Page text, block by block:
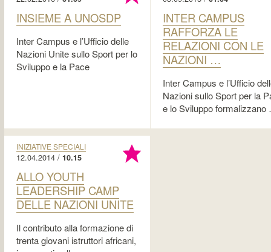
INSIEME A UNOSDP
Inter Campus e l’Ufficio delle
Nazioni Unite sullo Sport per lo
Sviluppo e la Pace
INTER CAMPUS
RAFFORZA LE
RELAZIONI CON LE
NAZIONI …
Inter Campus e l’Ufficio
Nazioni sullo Sport per la
e lo Sviluppo
INIZIATIVE SPECIALI
12.04.2014 / 10.15
ALLO YOUTH
LEADERSHIP CAMP
DELLE NAZIONI UNITE
Il contributo alla formazione di
trenta giovani istruttori africani,